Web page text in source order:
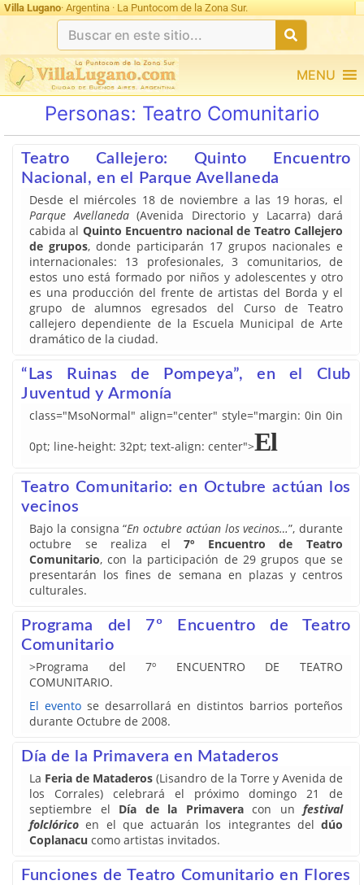
Villa Lugano· Argentina · La Puntocom de la Zona Sur.
MENU
Personas: Teatro Comunitario
Teatro Callejero: Quinto Encuentro
Nacional, en el Parque Avellaneda
Desde el miércoles 18 de noviembre a las 19 horas, el
Parque Avellaneda(Avenida Directorio y Lacarra) dará
cabida al Quinto Encuentro nacional de Teatro Callejero
de grupos, donde participarán 17 grupos nacionales e
internacionales: 13 profesionales, 3 comunitarios, de
estos uno está formado por niños y adolescentes y otro
es una producción del frente de artistas del Borda y el
grupo de alumnos egresados del Curso de Teatro
callejero dependiente de la Escuela Municipal de Arte
dramático de la ciudad.
“Las Ruinas de Pompeya”, en el Club
Juventud y Armonía
class="MsoNormal" align="center" style="margin: 0in 0in
0pt; line-height: 32pt; text-align: center">El
Teatro Comunitario: en Octubre actúan los
vecinos
Bajo la consigna “En octubre actúan los vecinos…”, durante
octubre se realiza el7º Encuentro de Teatro
Comunitario, con la participación de 29 grupos que se
presentarán los fines de semana en plazas y centros
culturales.
Programa del 7º Encuentro de Teatro
Comunitario
>Programa del 7º ENCUENTRO DE TEATRO
COMUNITARIO.
El evento se desarrollará en distintos barrios porteños
durante Octubre de 2008.
Día de la Primavera en Mataderos
La Feria de Mataderos (Lisandro de la Torre y Avenida de
los Corrales) celebrará el próximo domingo 21 de
septiembre el Día de la Primaveracon un festival
folclórico en el que actuarán los integrantes del dúo
Coplanacu como artistas invitados.
Funciones de Teatro Comunitario en Flores